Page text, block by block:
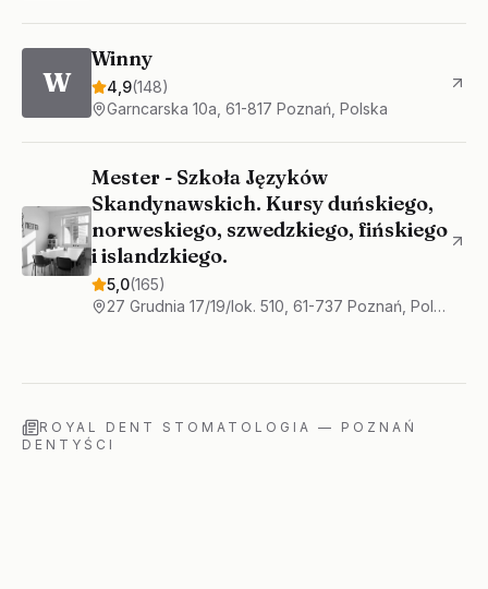
W
Winny
4,9(148)
Garncarska 10a, 61-817 Poznań, Polska
Mester - Szkoła Języków
Skandynawskich. Kursy duńskiego,
norweskiego, szwedzkiego, fińskiego
i islandzkiego.
5,0(165)
27 Grudnia 17/19/lok. 510, 61-737 Poznań, Polska
ROYAL DENT STOMATOLOGIA — POZNAŃ
DENTYŚCI